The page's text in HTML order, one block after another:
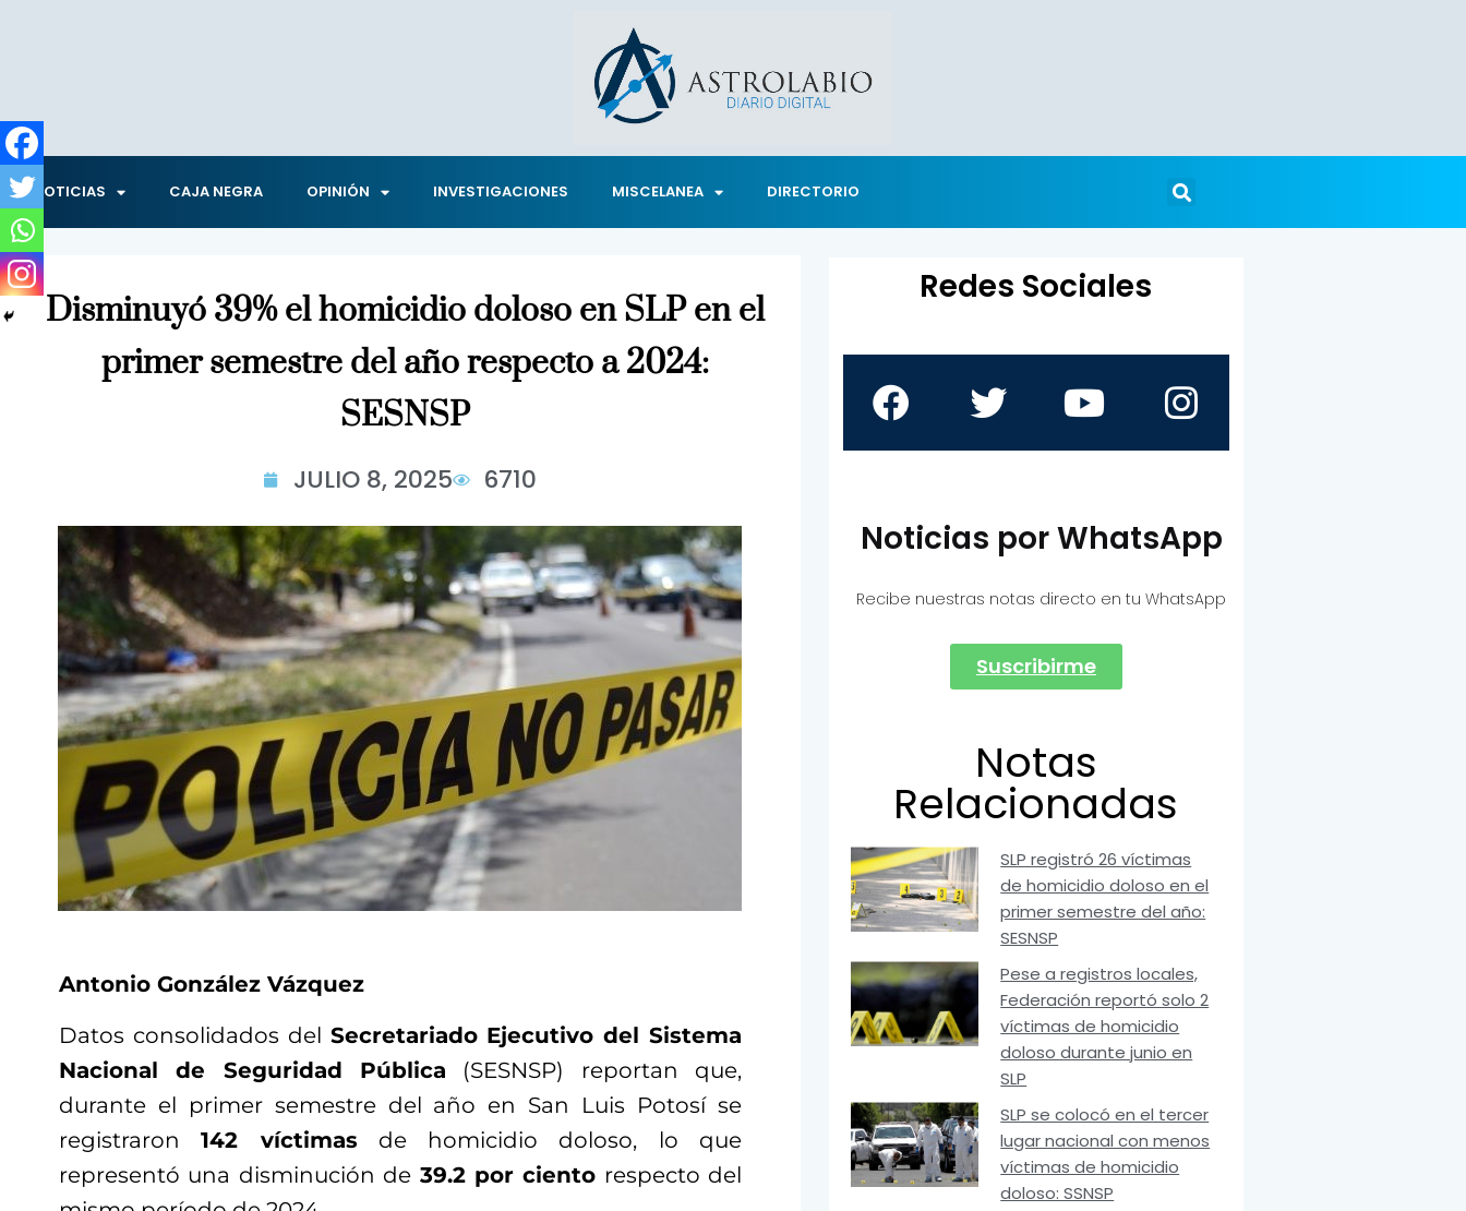
NOTICIAS CAJA NEGRA OPINIÓN INVESTIGACIONES MISCELANEA DIRECTORIO
Disminuyó 39% el homicidio doloso en SLP en el
primer semestre del año respecto a 2024:
SESNSP
JULIO 8, 2025 6710
Antonio González Vázquez
Datos consolidados del Secretariado Ejecutivo del Sistema
Nacional de Seguridad Pública (SESNSP) reportan que,
durante el primer semestre del año en San Luis Potosí se
registraron142 víctimas de homicidio doloso, lo que
representó una disminución de 39.2 por ciento respecto del
Redes Sociales
Noticias por WhatsApp
Recibe nuestras notas directo en tu WhatsApp
Suscribirme
Notas
Relacionadas
SLP registró 26 víctimas
de homicidio doloso en el
primer semestre del año:
SESNSP
Pese a registros locales,
Federación reportó solo 2
víctimas de homicidio
doloso durante junio en
SLP
SLP se colocó en el tercer
lugar nacional con menos
víctimas de homicidio
doloso: SSNSP